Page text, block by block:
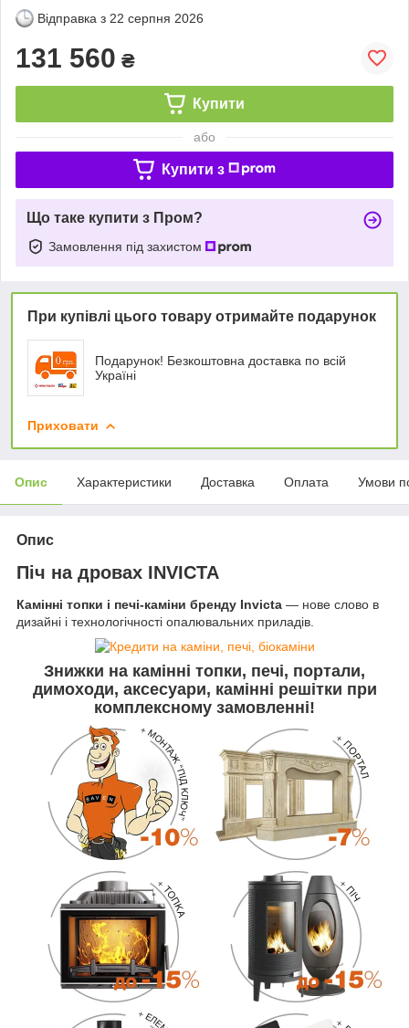
Відправка з 22 серпня 2026
131 560 ₴
Купити
або
Купити з
Що таке купити з Пром?
Замовлення під захистом
При купівлі цього товару отримайте подарунок
Подарунок! Безкоштовна доставка по всій
Україні
Приховати
Опис Характеристики Доставка Оплата Умови
Опис
Піч на дровах INVICTA
Камінні топки і печі-каміни бренду Invicta — нове слово в
дизайні і технологічності опалювальних приладів.
Знижки на камінні топки, печі, портали,
димоходи, аксесуари, камінні решітки при
комплексному замовленні!